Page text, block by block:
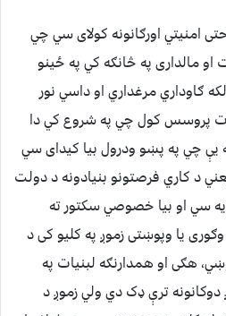
امنیتي اورګانونه کولای سي چي
او مالداری په څانګه کي په ځینو
ګاوداري مرغداري او داسي نور
پروسس کول چي په شروع کي دا
یې چي په پښو ودرول بیا کیدای سي
د کاري فرصتونو بنیادونه د دولت
سي او بیا خصوصي سکتور ته
یا وپوښتی زموږ په کلیو کی د
هګی او همدارنګه لبنیات په
دوکانونه ترې ډک دي ولي زموږ د